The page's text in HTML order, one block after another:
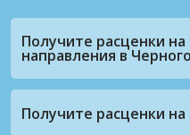
Получите расценки
направления в
Получите расценки